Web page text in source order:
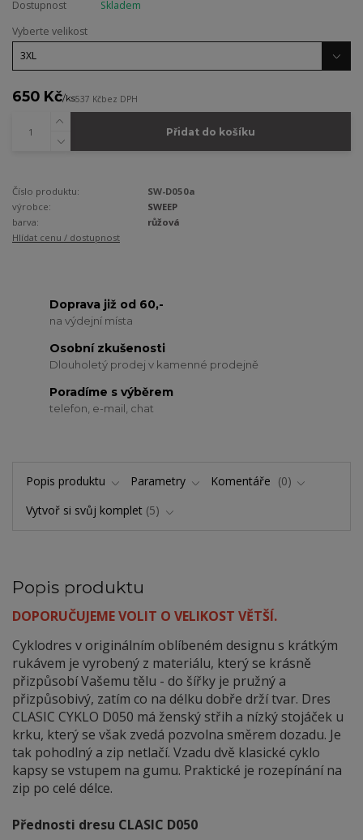
Dostupnost
Skladem
Vyberte velikost
650 Kč/ks537 Kčbez DPH
Přidat do košíku
Číslo produktu:
SW-D050a
výrobce:
SWEEP
barva:
růžová
Hlídat cenu / dostupnost
Doprava již od 60,-
na výdejní místa
Osobní zkušenosti
Dlouholetý prodej v kamenné prodejně
Poradíme s výběrem
telefon, e-mail, chat
Popis produktu Parametry Komentáře
0
Vytvoř si svůj komplet 5
Popis produktu
DOPORUČUJEME VOLIT O VELIKOST VĚTŠÍ.
Cyklodres v originálním oblíbeném designu s krátkým
rukávem je vyrobený z materiálu, který se krásně
přizpůsobí Vašemu tělu - do šířky je pružný a
přizpůsobivý, zatím co na délku dobře drží tvar. Dres
CLASIC CYKLO D050 má ženský střih a nízký stojáček u
krku, který se však zvedá pozvolna směrem dozadu. Je
tak pohodlný a zip netlačí. Vzadu dvě klasické cyklo
kapsy se vstupem na gumu. Praktické je rozepínání na
zip po celé délce.
Přednosti dresu CLASIC D050